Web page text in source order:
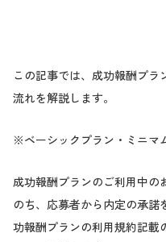
この記事では、成功報酬プラ
流れを解説します。
※ベーシックプラン・ミニマ
成功報酬プランのご利用中の
のち、応募者から内定の承諾
功報酬プランの利用規約記載